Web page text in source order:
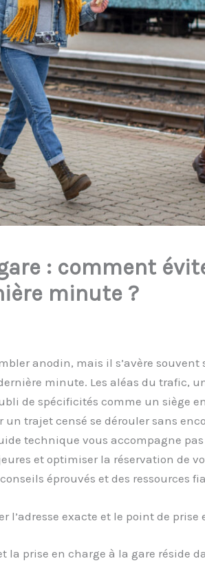
: comment
minute ?
anodin, mais il s’avère souvent
minute. Les aléas du trafic,
de spécificités comme un siège
trajet censé se dérouler sans
technique vous accompagne pas
et optimiser la réservation de
éprouvés et des ressources
l’adresse exacte et le point de prise
la prise en charge à la gare réside